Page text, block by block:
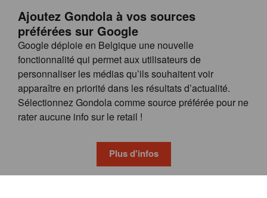
Ajoutez Gondola à vos sources
préférées sur Google
Google déploie en Belgique une nouvelle
fonctionnalité qui permet aux utilisateurs de
personnaliser les médias qu’ils souhaitent voir
apparaître en priorité dans les résultats d’actualité.
Sélectionnez Gondola comme source préférée pour ne
rater aucune info sur le retail !
Plus d'infos
© GONDOLA GROUP
FAQ
CONDITIONS GÉNÉRALES
PRIVACY & COOKIE POLICY
wieni